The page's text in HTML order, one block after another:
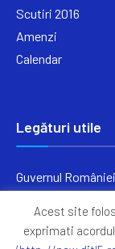
Scutiri 2016
Amenzi
Calendar
Legături utile
Guvernul României
Primăria Sectorul 5
Acest site
exprimati